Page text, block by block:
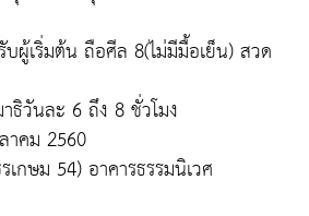
ผู้เริ่มต้น ถือศีล 8(ไม่มีมื้อเย็น) สวด
ธิวันละ 6 ถึง 8 ชั่วโมง
าคม 2560
กษม 54) อาคารธรรมนิเวศ